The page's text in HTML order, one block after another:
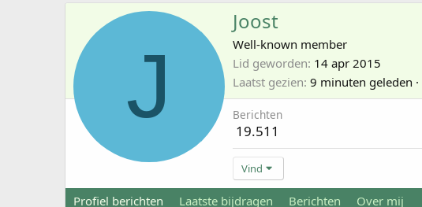
J
Joost
Well-known member
Lid geworden 14 apr 2015
Laatst gezien 9 minuten geleden ·
Berichten
19.511
Vind
Profiel berichten Laatste bijdragen Berichten Over mij